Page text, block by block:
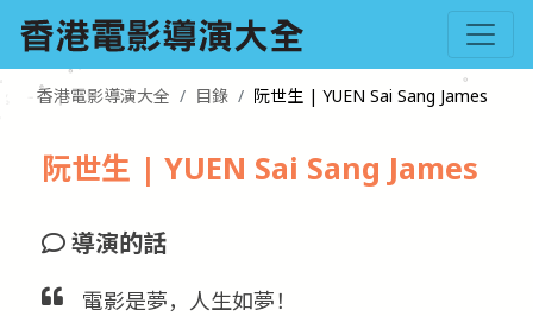
香港電影導演大全 目錄 阮世生 | YUEN Sai Sang James
阮世生 | YUEN Sai Sang James
導演的話
電影是夢，人生如夢！